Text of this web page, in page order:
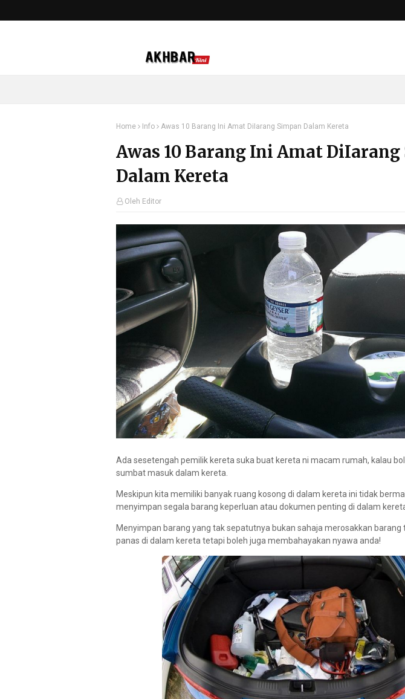
Home Info Awas 10 Barang Ini Amat DiIarang Simpan Dalam Kereta
Awas 10 Barang Ini Amat
Dalam Kereta
Oleh Editor
Ada sesetengah pemilik kereta suka buat kereta ni macam rumah, kalau
sumbat masuk dalam kereta.
Meskipun kita memiliki banyak ruang kosong di dalam kereta ini tidak
menyimpan segala barang keperluan atau dokumen penting di dalam
Menyimpan barang yang tak sepatutnya bukan sahaja merosakkan barang
panas di dalam kereta tetapi boleh juga membahayakan nyawa anda!